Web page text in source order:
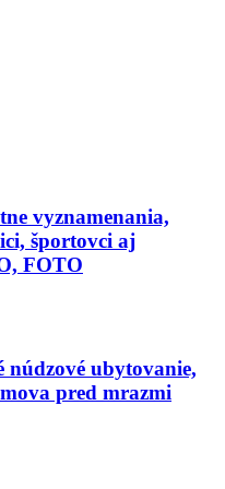
vyznamenania,
športovci aj
FOTO
núdzové ubytovanie,
pred mrazmi